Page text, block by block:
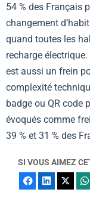
54 % des Français
changement
quand toutes les
recharge
est aussi un frein
complexité
badge ou QR code
évoqués comme
39 % et 31 % des
SI VOUS AIMEZ
FacebookLinkedIn